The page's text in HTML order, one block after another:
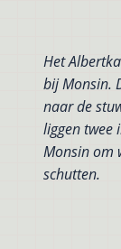
Het
bij Monsin.
naar de
liggen twee
Monsin om
schutten.